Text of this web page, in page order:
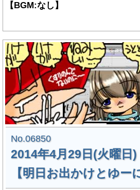
【BGM:なし】
No.06850
2014年4月29日(火曜日)
【明日お出かけとゆー